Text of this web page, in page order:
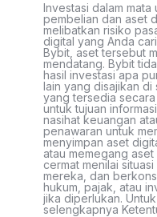
Investasi dalam
pembelian dan aset
melibatkan risiko
digital yang Anda
Bybit, aset tersebut
mendatang. Bybit
hasil investasi apa
lain yang disajikan
yang tersedia
untuk tujuan
nasihat keuangan
penawaran untuk
menyimpan aset
atau memegang
cermat menilai
mereka, dan
hukum, pajak, atau
jika diperlukan.
selengkapnya